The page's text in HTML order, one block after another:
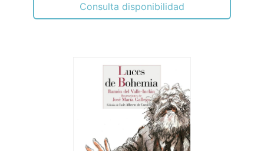
Consulta disponibilidad